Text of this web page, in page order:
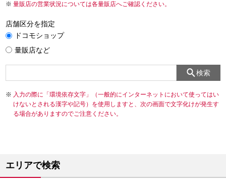
量販店の営業状況については各量販店へご確認ください。
店舗区分を指定
ドコモショップ
量販店など
検索
入力の際に「環境依存文字」（一般的にインターネットにおいて使ってはい
けないとされる漢字や記号）を使用しますと、次の画面で文字化けが発生す
る場合がありますのでご注意ください。
エリアで検索